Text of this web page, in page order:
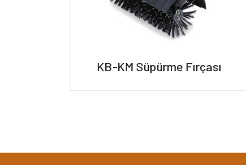
KB-KM Süpürme Fırçası